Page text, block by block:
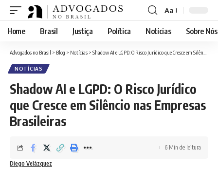
Font
Resizer
Aa
Home Brasil Justiça Política Notícias Sobre Nós
Advogados no Brasil > Blog > Notícias > Shadow AI e LGPD: O Risco Jurídico que Cresce em Silêncio nas Empresas Brasileiras
NOTÍCIAS
Shadow AI e LGPD: O Risco Jurídico
que Cresce em Silêncio nas Empresas
Brasileiras
Diego Velázquez
6 Min de leitura